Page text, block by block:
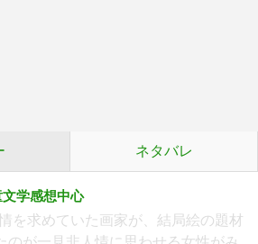
ネタバレ
学感想中心
を求めていた画家が、結局絵の題材